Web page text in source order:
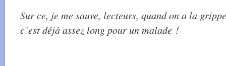
Sur ce, je me sauve, lecteurs, quand on a la
c’est déjà assez long pour un malade !